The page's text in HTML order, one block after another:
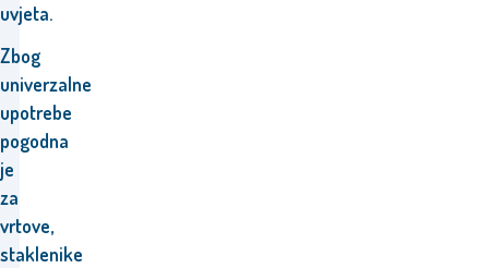
uvjeta.
Zbog
univerzalne
upotrebe
pogodna
je
za
vrtove,
staklenike